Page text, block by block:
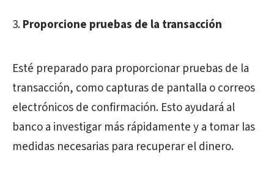
Proporcione pruebas de la transacción
Esté preparado para proporcionar pruebas de la
transacción, como capturas de pantalla o correos
electrónicos de confirmación. Esto ayudará al
banco a investigar más rápidamente y a tomar las
medidas necesarias para recuperar el dinero.